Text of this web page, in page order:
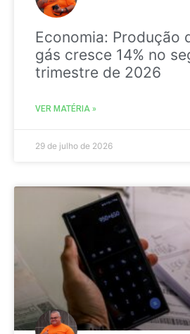
Economia: Produção
gás cresce 14% no
trimestre de 2026
VER MATÉRIA »
29 de julho de 2026